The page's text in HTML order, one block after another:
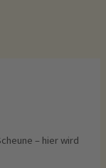
– hier wird